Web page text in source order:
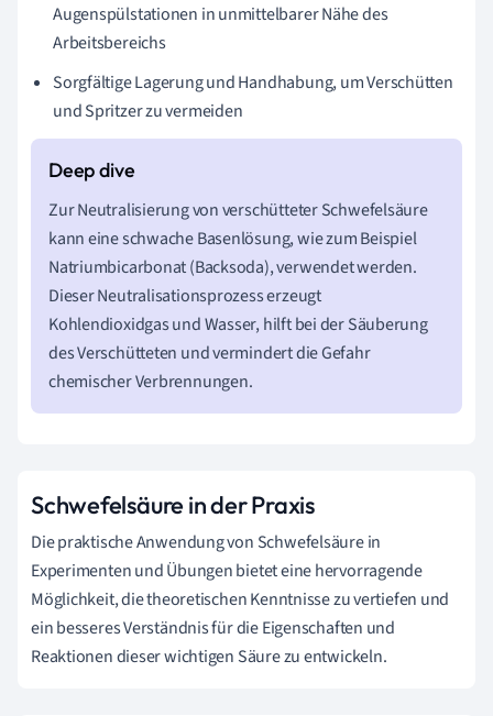
Augenspülstationen in unmittelbarer Nähe des
Arbeitsbereichs
Sorgfältige Lagerung und Handhabung, um Verschütten
und Spritzer zu vermeiden
Zur Neutralisierung von verschütteter Schwefelsäure
kann eine schwache Basenlösung, wie zum Beispiel
Natriumbicarbonat (Backsoda), verwendet werden.
Dieser Neutralisationsprozess erzeugt
Kohlendioxidgas und Wasser, hilft bei der Säuberung
des Verschütteten und vermindert die Gefahr
chemischer Verbrennungen.
Schwefelsäure in der Praxis
Die praktische Anwendung von Schwefelsäure in
Experimenten und Übungen bietet eine hervorragende
Möglichkeit, die theoretischen Kenntnisse zu vertiefen und
ein besseres Verständnis für die Eigenschaften und
Reaktionen dieser wichtigen Säure zu entwickeln.